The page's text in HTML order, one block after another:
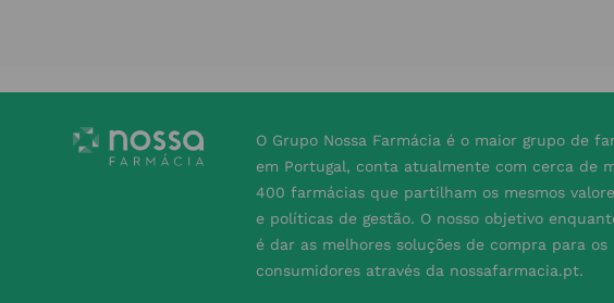
O Grupo Nossa Farmácia é o maior grupo de
em Portugal, conta atualmente com cerca de
400 farmácias que partilham os mesmos
e políticas de gestão. O nosso objetivo
é dar as melhores soluções de compra para os
consumidores através da nossafarmacia.pt.